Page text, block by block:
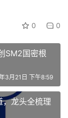
0 0
SM2国密根
3月21日 下午8:59
龙头全梳理